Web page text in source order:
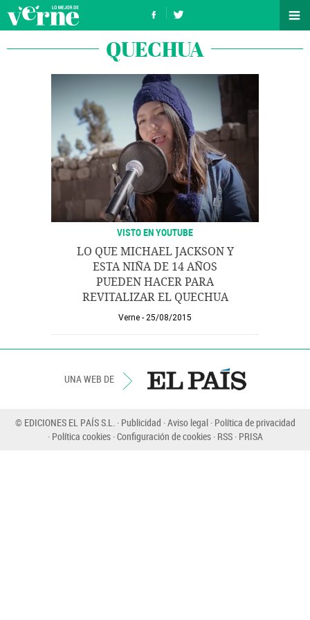
QUECHUA
VISTO EN YOUTUBE
LO QUE MICHAEL JACKSON Y
ESTA NIÑA DE 14 AÑOS
PUEDEN HACER PARA
REVITALIZAR EL QUECHUA
Verne 25/08/2015
UNA WEB DE
© EDICIONES EL PAÍS S.L. Publicidad Aviso legal Política de privacidad
Política cookies Configuración de cookies RSS PRISA